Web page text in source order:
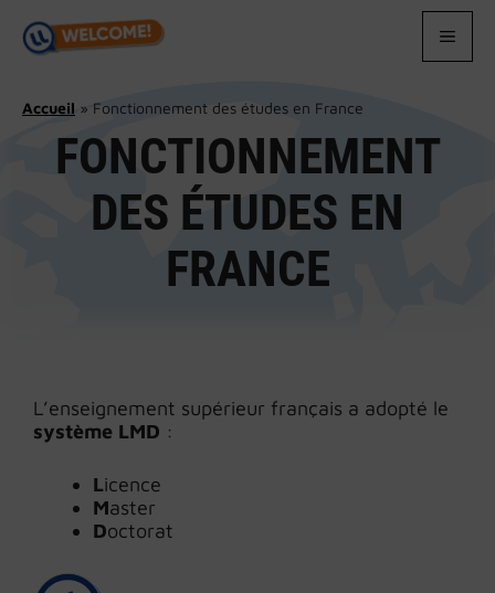
contenu
Accueil » Fonctionnement des études en France
FONCTIONNEMENT
DES ÉTUDES EN
FRANCE
L’enseignement supérieur français a adopté le
système LMD :
Licence
Master
Doctorat